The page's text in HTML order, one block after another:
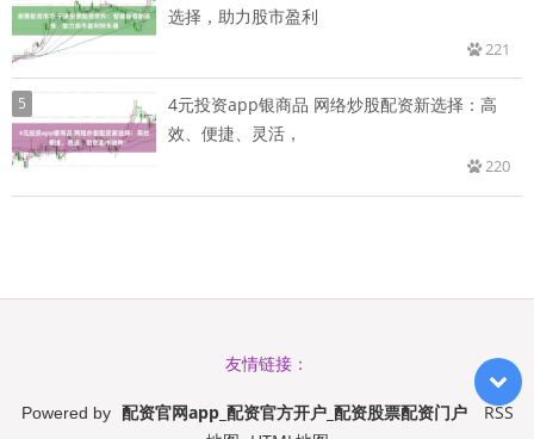
选择，助力股市盈利
221
5
4元投资app银商品 网络炒股配资新选择：高
效、便捷、灵活，
220
友情链接：
Powered by 配资官网app_配资官方开户_配资股票配资门户
RSS